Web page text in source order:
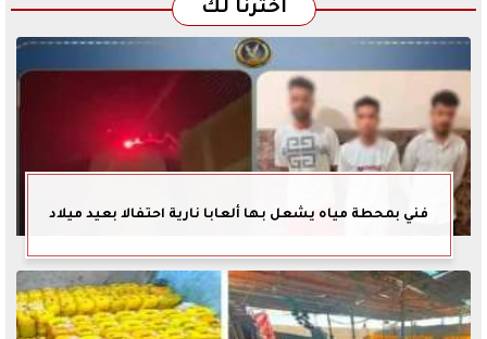
اخترنا لك
فني بمحطة مياه يشعل بها ألعابا نارية احتفالا بعيد ميلاد